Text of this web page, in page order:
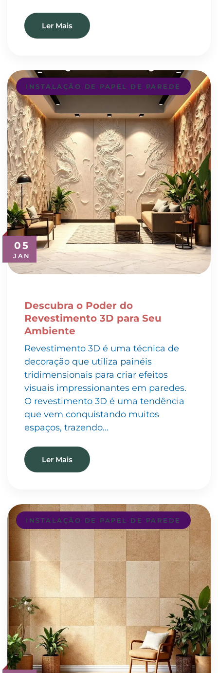
Ler Mais
05
JAN
INSTALAÇÃO DE PAPEL DE PAREDE
Descubra o Poder do
Revestimento 3D para Seu
Ambiente
Revestimento 3D é uma técnica de
decoração que utiliza painéis
tridimensionais para criar efeitos
visuais impressionantes em paredes.
O revestimento 3D é uma tendência
que vem conquistando muitos
espaços, trazendo…
Ler Mais
INSTALAÇÃO DE PAPEL DE PAREDE